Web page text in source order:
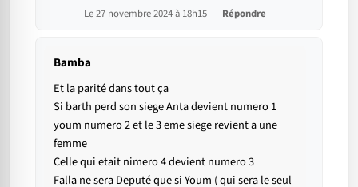
Le 27 novembre 2024 à 18h15 Répondre
Bamba
Et la parité dans tout ça
Si barth perd son siege Anta devient numero 1
youm numero 2 et le 3 eme siege revient a une
femme
Celle qui etait nimero 4 devient numero 3
Falla ne sera Deputé que si Youm ( qui sera le seul